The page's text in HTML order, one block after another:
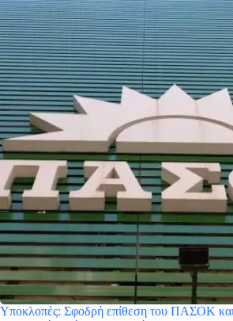
Υποκλοπές: Σφοδρή επίθεση του ΠΑΣΟΚ